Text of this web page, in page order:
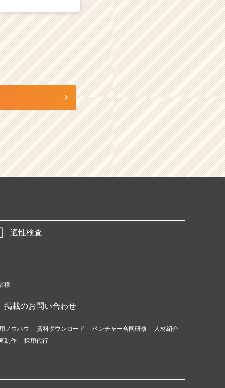
適性検査
様
掲載のお問い合わせ
ノウハウ 資料ダウンロード ベンチャー合同研修
人材紹介
制作
採用代行